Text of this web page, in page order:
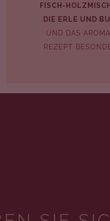
FISCH-
DIE ERLE UND
UND DAS
REZEPT